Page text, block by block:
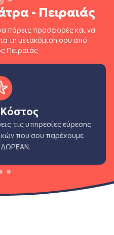
- Πειραιάς
πάρεις προσφορές και να
τη μετακόμιση σου από
Πειραιάς
τις υπηρεσίες εύρεσης
που σου παρέχουμε
ΔΩΡΕΑΝ.